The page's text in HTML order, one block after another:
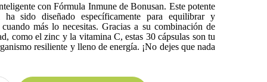
con Fórmula Inmune de Bonusan. Este potente
sido diseñado específicamente para equilibrar y
más lo necesitas. Gracias a su combinación de
como el zinc y la vitamina C, estas 30 cápsulas son tu
resiliente y lleno de energía. ¡No dejes que nada